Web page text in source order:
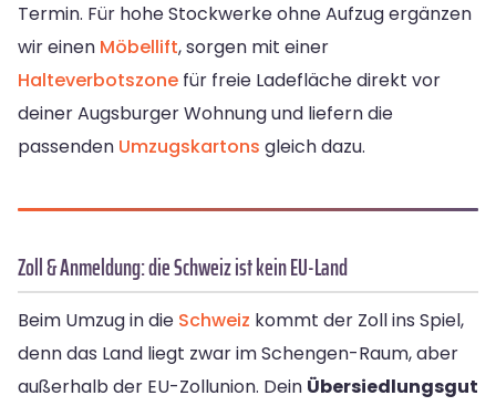
Termin. Für hohe Stockwerke ohne Aufzug ergänzen
wir einen Möbellift, sorgen mit einer
Halteverbotszone für freie Ladefläche direkt vor
deiner Augsburger Wohnung und liefern die
passenden Umzugskartons gleich dazu.
Zoll & Anmeldung: die Schweiz ist kein EU-Land
Beim Umzug in die Schweiz kommt der Zoll ins Spiel,
denn das Land liegt zwar im Schengen-Raum, aber
außerhalb der EU-Zollunion. Dein Übersiedlungsgut